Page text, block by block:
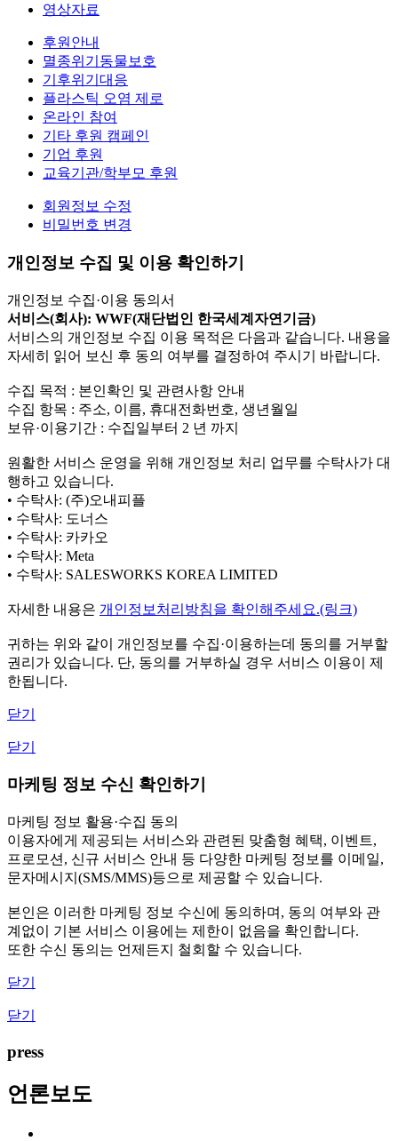
영상자료
후원안내
멸종위기동물보호
기후위기대응
플라스틱 오염 제로
온라인 참여
기타 후원 캠페인
기업 후원
교육기관/학부모 후원
회원정보 수정
비밀번호 변경
개인정보 수집 및 이용 확인하기
개인정보 수집·이용 동의서
서비스(회사): WWF(재단법인 한국세계자연기금)
서비스의 개인정보 수집 이용 목적은 다음과 같습니다. 내용을
자세히 읽어 보신 후 동의 여부를 결정하여 주시기 바랍니다.
수집 목적 : 본인확인 및 관련사항 안내
수집 항목 : 주소, 이름, 휴대전화번호, 생년월일
보유·이용기간 : 수집일부터 2 년 까지
원활한 서비스 운영을 위해 개인정보 처리 업무를 수탁사가 대
행하고 있습니다.
• 수탁사: (주)오내피플
• 수탁사: 도너스
• 수탁사: 카카오
• 수탁사: Meta
• 수탁사: SALESWORKS KOREA LIMITED
자세한 내용은 개인정보처리방침을 확인해주세요.(링크)
귀하는 위와 같이 개인정보를 수집·이용하는데 동의를 거부할
권리가 있습니다. 단, 동의를 거부하실 경우 서비스 이용이 제
한됩니다.
닫기
닫기
마케팅 정보 수신 확인하기
마케팅 정보 활용·수집 동의
이용자에게 제공되는 서비스와 관련된 맞춤형 혜택, 이벤트,
프로모션, 신규 서비스 안내 등 다양한 마케팅 정보를 이메일,
문자메시지(SMS/MMS)등으로 제공할 수 있습니다.
본인은 이러한 마케팅 정보 수신에 동의하며, 동의 여부와 관
계없이 기본 서비스 이용에는 제한이 없음을 확인합니다.
또한 수신 동의는 언제든지 철회할 수 있습니다.
닫기
닫기
press
언론보도